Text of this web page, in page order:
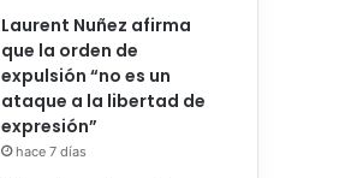
Laurent Nuñez afirma
que la orden de
expulsión “no es un
ataque a la libertad de
expresión”
hace 7 días